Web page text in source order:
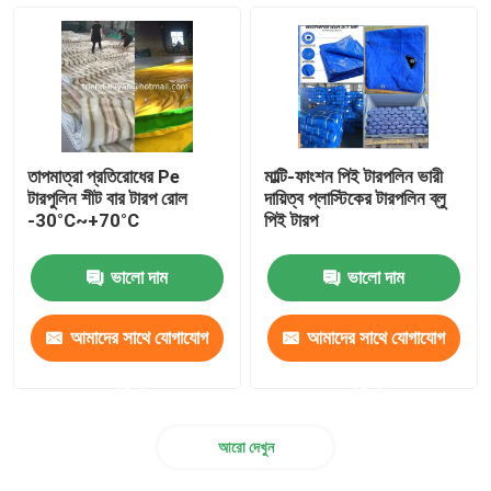
ভেলক্রো হুক এন্ড লুপ
পলিপ্রোপিলিন মাটির আবরণ
তাপমাত্রা প্রতিরোধের Pe
টারপুলিন শীট বার টারপ রোল
-30°C~+70°C
ভালো দাম
আমাদের সাথে যোগাযোগ
মাল্টি-ফাংশন পিই টারপলিন ভারী
দায়িত্ব প্লাস্টিকের টারপলিন ব্লু
পিই টারপ
ভালো দাম
আমাদের সাথে যোগাযোগ
আরো দেখুন